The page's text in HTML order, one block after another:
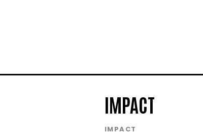
IMPACT
IMPACT